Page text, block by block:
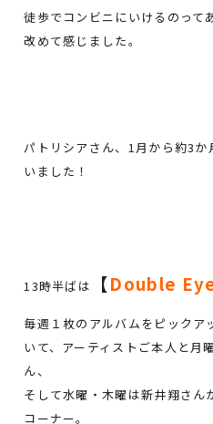
徒歩でコンビニにいけるのっ
改めて感じました。
パトリシアさん、1月から約3
いました！
13時半ばは 【Double
毎週１枚のアルバムをピックア
いて、アーティストご本人と月
ん、
そして水曜・木曜は新井翔さん
コーナー。